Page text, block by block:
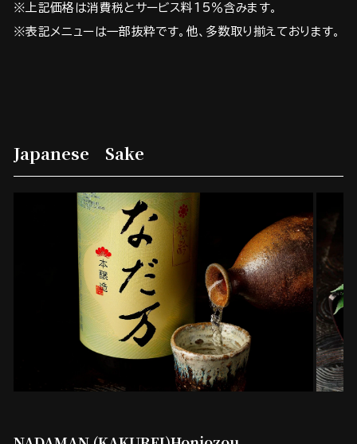
※上記価格は消費税とサービス料15％含みます。
※表記メニューは一部抜粋です。他、多数取り揃えております。
Japanese Sake